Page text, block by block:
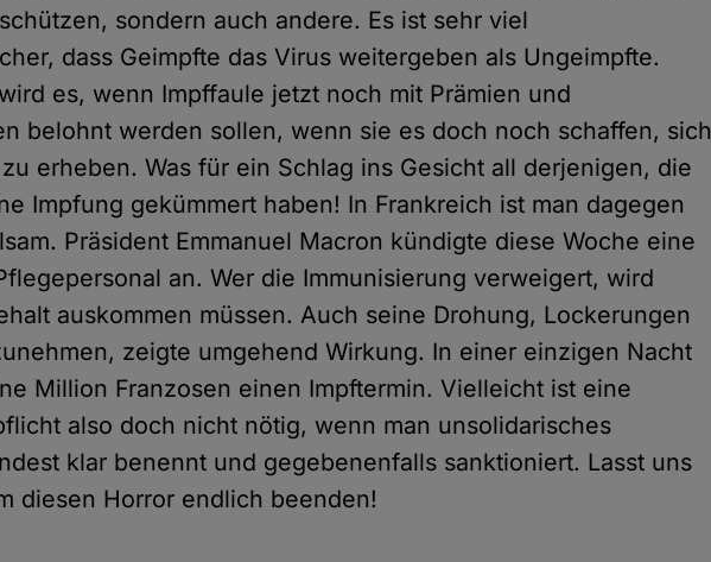
sondern auch andere. Es ist sehr viel
dass Geimpfte das Virus weitergeben als Ungeimpfte.
es, wenn Impffaule jetzt noch mit Prämien und
belohnt werden sollen, wenn sie es doch noch schaffen, sich
erheben. Was für ein Schlag ins Gesicht all derjenigen, die
Impfung gekümmert haben! In Frankreich ist man dagegen
Präsident Emmanuel Macron kündigte diese Woche eine
an. Wer die Immunisierung verweigert, wird
auskommen müssen. Auch seine Drohung, Lockerungen
zeigte umgehend Wirkung. In einer einzigen Nacht
Million Franzosen einen Impftermin. Vielleicht ist eine
also doch nicht nötig, wenn man unsolidarisches
klar benennt und gegebenenfalls sanktioniert. Lasst uns
diesen Horror endlich beenden!